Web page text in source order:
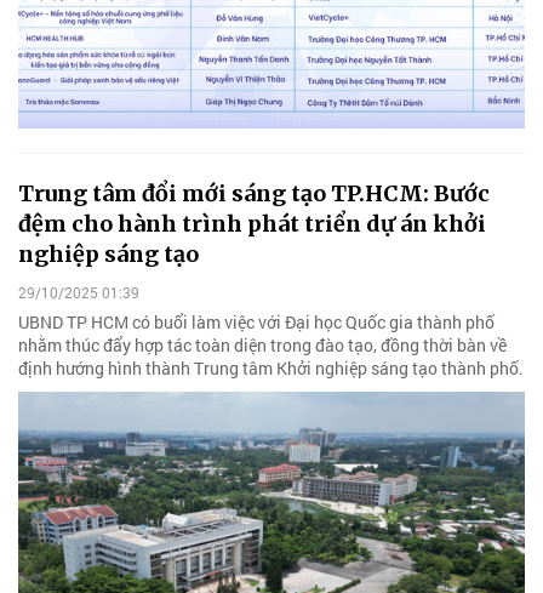
Trung tâm đổi mới sáng tạo TP.HCM: Bước
đệm cho hành trình phát triển dự án khởi
nghiệp sáng tạo
29/10/2025 01:39
UBND TP HCM có buổi làm việc với Đại học Quốc gia thành phố
nhằm thúc đẩy hợp tác toàn diện trong đào tạo, đồng thời bàn về
định hướng hình thành Trung tâm Khởi nghiệp sáng tạo thành phố.